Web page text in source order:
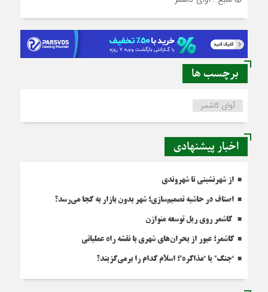
برچسب ها
آوای کاشمر
اخبار پیشنهادی
از شهرنشینی تا شهروندی
اصناف در حاشیه تصمیم‌سازی؛ شهر بدون بازار به کجا می‌رسد؟
کاشمر روی ریل توسعه متوازن
کاشمر؛ عبور از بحران‌های شهری با نقشه راه عملیاتی
“جنگ” یا “مذاکره”؛ اسلام کدام را برمی‌گزیند؟